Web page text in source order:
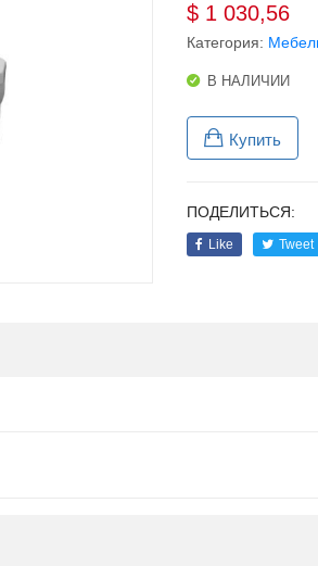
$ 1 030,56
Категория:
В НАЛИЧИИ
Купить
ПОДЕЛИТЬСЯ:
Like Tweet